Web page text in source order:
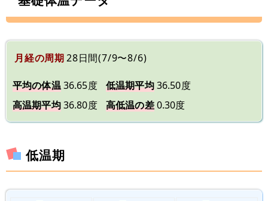
月経の周期28日間(7/9〜8/6)
平均の体温36.65度 低温期平均36.50度
高温期平均36.80度 高低温の差0.30度
低温期